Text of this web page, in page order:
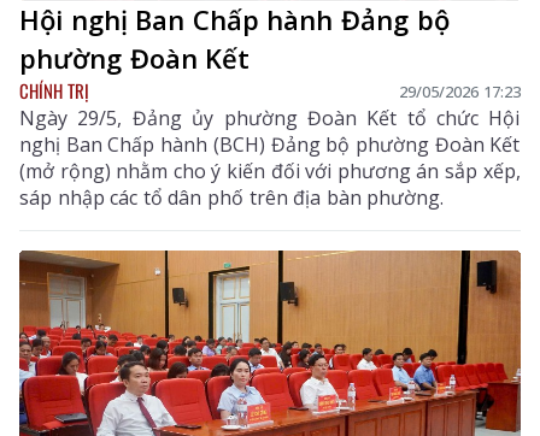
Hội nghị Ban Chấp hành Đảng bộ
phường Đoàn Kết
CHÍNH TRỊ 29/05/2026 17:23
Ngày 29/5, Đảng ủy phường Đoàn Kết tổ chức Hội
nghị Ban Chấp hành (BCH) Đảng bộ phường Đoàn Kết
(mở rộng) nhằm cho ý kiến đối với phương án sắp xếp,
sáp nhập các tổ dân phố trên địa bàn phường.